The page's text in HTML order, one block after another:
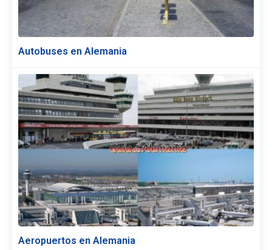
Autobuses en Alemania
Aeropuertos en Alemania